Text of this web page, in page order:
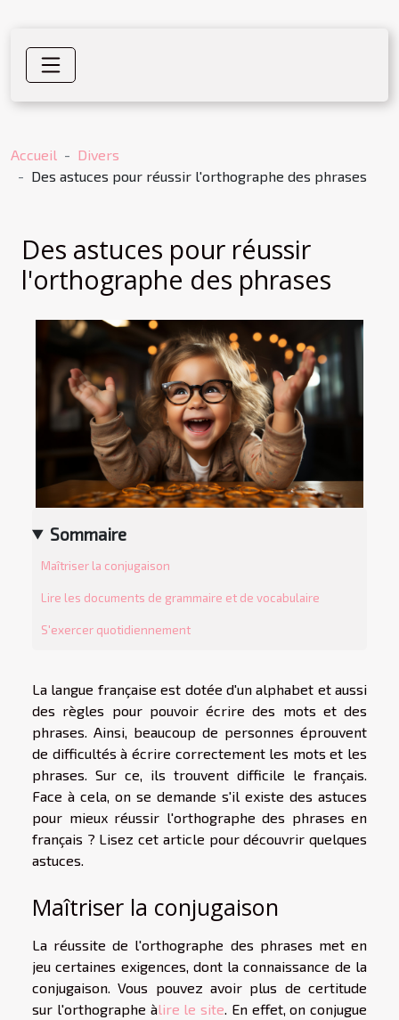
Accueil
Divers
Des astuces pour réussir l'orthographe des phrases
Des astuces pour réussir
l'orthographe des phrases
Sommaire
Maîtriser la conjugaison
Lire les documents de grammaire et de vocabulaire
S'exercer quotidiennement
La langue française est dotée d'un alphabet et aussi
des règles pour pouvoir écrire des mots et des
phrases. Ainsi, beaucoup de personnes éprouvent
de difficultés à écrire correctement les mots et les
phrases. Sur ce, ils trouvent difficile le français.
Face à cela, on se demande s'il existe des astuces
pour mieux réussir l'orthographe des phrases en
français ? Lisez cet article pour découvrir quelques
astuces.
Maîtriser la conjugaison
La réussite de l'orthographe des phrases met en
jeu certaines exigences, dont la connaissance de la
conjugaison. Vous pouvez avoir plus de certitude
sur l'orthographe àlire le site . En effet, on conjugue